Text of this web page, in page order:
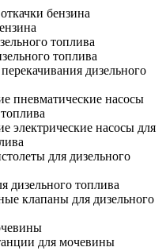
бензина
топлива
топлива
дизельного
пневматические насосы
электрические насосы для
для дизельного
дизельного топлива
клапаны для дизельного
для мочевины